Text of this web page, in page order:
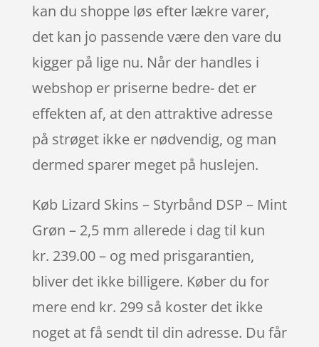
kan du shoppe løs efter lækre varer,
det kan jo passende være den vare du
kigger på lige nu. Når der handles i
webshop er priserne bedre- det er
effekten af, at den attraktive adresse
på strøget ikke er nødvendig, og man
dermed sparer meget på huslejen.
Køb Lizard Skins – Styrbånd DSP – Mint
Grøn – 2,5 mm allerede i dag til kun
kr. 239.00 – og med prisgarantien,
bliver det ikke billigere. Køber du for
mere end kr. 299 så koster det ikke
noget at få sendt til din adresse. Du får